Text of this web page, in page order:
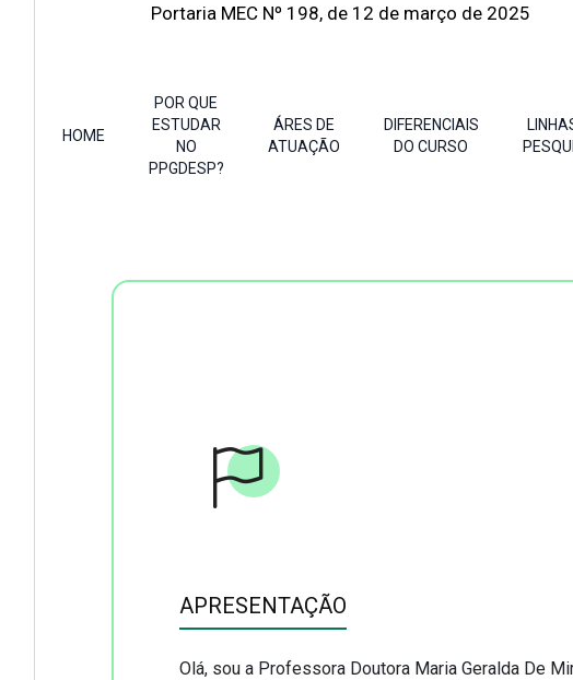
Portaria MEC Nº 198, de 12 de março de 2025
HOME
POR QUE
ESTUDAR
NO
PPGDESP?
ÁRES DE
ATUAÇÃO
DIFERENCIAIS
DO CURSO
APRESENTAÇÃO
APRESENTAÇÃO
Olá, sou a Professora Doutora Maria Geralda De